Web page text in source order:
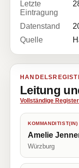
Letzte
Eintragung
Datenstand
Quelle
Leitung
Vollständige
KOMMANDITIST(IN)
Amelie
Würzburg